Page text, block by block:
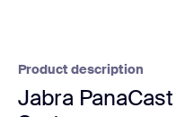
Product description
Jabra